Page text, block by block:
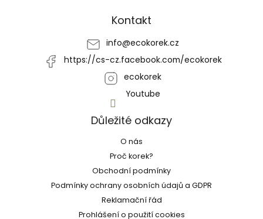
Kontakt
info@ecokorek.cz
https://cs-cz.facebook.com/ecokorek
ecokorek
Youtube
Důležité odkazy
O nás
Proč korek?
Obchodní podmínky
Podmínky ochrany osobních údajů a GDPR
Reklamační řád
Prohlášení o použití cookies